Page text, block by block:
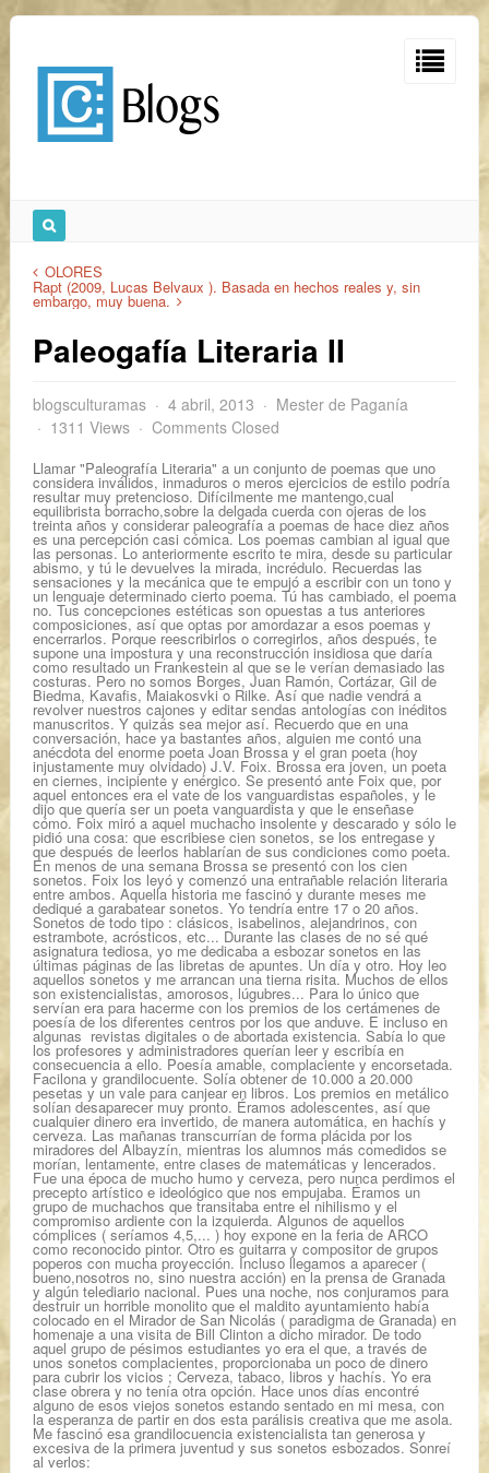
OLORES
Rapt (2009, Lucas Belvaux ). Basada en hechos reales y, sin
embargo, muy buena.
Paleogafía Literaria II
blogsculturamas 4 abril, 2013
Mester de Paganía
1311 Views
Comments Closed
Llamar "Paleografía Literaria" a un conjunto de poemas que uno
considera inválidos, inmaduros o meros ejercicios de estilo podría
resultar muy pretencioso. Difícilmente me mantengo,cual
equilibrista borracho,sobre la delgada cuerda con ojeras de los
treinta años y considerar paleografía a poemas de hace diez años
es una percepción casi cómica. Los poemas cambian al igual que
las personas. Lo anteriormente escrito te mira, desde su particular
abismo, y tú le devuelves la mirada, incrédulo. Recuerdas las
sensaciones y la mecánica que te empujó a escribir con un tono y
un lenguaje determinado cierto poema. Tú has cambiado, el poema
no. Tus concepciones estéticas son opuestas a tus anteriores
composiciones, así que optas por amordazar a esos poemas y
encerrarlos. Porque reescribirlos o corregirlos, años después, te
supone una impostura y una reconstrucción insidiosa que daría
como resultado un Frankestein al que se le verían demasiado las
costuras. Pero no somos Borges, Juan Ramón, Cortázar, Gil de
Biedma, Kavafis, Maiakosvki o Rilke. Así que nadie vendrá a
revolver nuestros cajones y editar sendas antologías con inéditos
manuscritos. Y quizás sea mejor así. Recuerdo que en una
conversación, hace ya bastantes años, alguien me contó una
anécdota del enorme poeta Joan Brossa y el gran poeta (hoy
injustamente muy olvidado) J.V. Foix. Brossa era joven, un poeta
en ciernes, incipiente y enérgico. Se presentó ante Foix que, por
aquel entonces era el vate de los vanguardistas españoles, y le
dijo que quería ser un poeta vanguardista y que le enseñase
cómo. Foix miró a aquel muchacho insolente y descarado y sólo le
pidió una cosa: que escribiese cien sonetos, se los entregase y
que después de leerlos hablarían de sus condiciones como poeta.
En menos de una semana Brossa se presentó con los cien
sonetos. Foix los leyó y comenzó una entrañable relación literaria
entre ambos. Aquella historia me fascinó y durante meses me
dediqué a garabatear sonetos. Yo tendría entre 17 o 20 años.
Sonetos de todo tipo : clásicos, isabelinos, alejandrinos, con
estrambote, acrósticos, etc... Durante las clases de no sé qué
asignatura tediosa, yo me dedicaba a esbozar sonetos en las
últimas páginas de las libretas de apuntes. Un día y otro. Hoy leo
aquellos sonetos y me arrancan una tierna risita. Muchos de ellos
son existencialistas, amorosos, lúgubres... Para lo único que
servían era para hacerme con los premios de los certámenes de
poesía de los diferentes centros por los que anduve. E incluso en
algunas revistas digitales o de abortada existencia. Sabía lo que
los profesores y administradores querían leer y escribía en
consecuencia a ello. Poesía amable, complaciente y encorsetada.
Facilona y grandilocuente. Solía obtener de 10.000 a 20.000
pesetas y un vale para canjear en libros. Los premios en metálico
solían desaparecer muy pronto. Éramos adolescentes, así que
cualquier dinero era invertido, de manera automática, en hachís y
cerveza. Las mañanas transcurrían de forma plácida por los
miradores del Albayzín, mientras los alumnos más comedidos se
morían, lentamente, entre clases de matemáticas y lencerados.
Fue una época de mucho humo y cerveza, pero nunca perdimos el
precepto artístico e ideológico que nos empujaba. Éramos un
grupo de muchachos que transitaba entre el nihilismo y el
compromiso ardiente con la izquierda. Algunos de aquellos
cómplices ( seríamos 4,5,... ) hoy expone en la feria de ARCO
como reconocido pintor. Otro es guitarra y compositor de grupos
poperos con mucha proyección. Incluso llegamos a aparecer (
bueno,nosotros no, sino nuestra acción) en la prensa de Granada
y algún telediario nacional. Pues una noche, nos conjuramos para
destruir un horrible monolito que el maldito ayuntamiento había
colocado en el Mirador de San Nicolás ( paradigma de Granada) en
homenaje a una visita de Bill Clinton a dicho mirador. De todo
aquel grupo de pésimos estudiantes yo era el que, a través de
unos sonetos complacientes, proporcionaba un poco de dinero
para cubrir los vicios ; Cerveza, tabaco, libros y hachís. Yo era
clase obrera y no tenía otra opción. Hace unos días encontré
alguno de esos viejos sonetos estando sentado en mi mesa, con
la esperanza de partir en dos esta parálisis creativa que me asola.
Me fascinó esa grandilocuencia existencialista tan generosa y
excesiva de la primera juventud y sus sonetos esbozados. Sonreí
al verlos: